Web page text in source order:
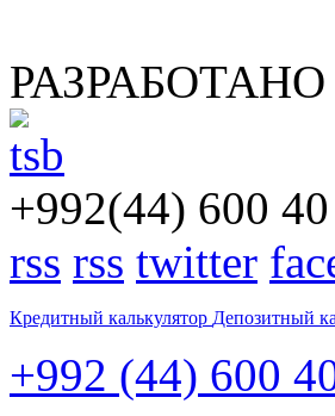
РАЗРАБОТАНО
+992(44) 600
rss rss twitter
Кредитный калькулятор Депозитный
+992 (44) 600